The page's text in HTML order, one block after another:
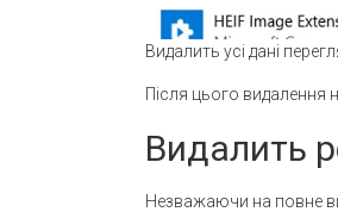
Видалить усі дані
Після цього видалення
Видалить
Незважаючи на повне